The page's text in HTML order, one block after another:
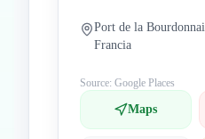
Port de la
Francia
Source: Google Places
Maps